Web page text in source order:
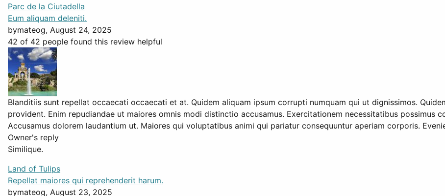
Parc de la Ciutadella
Eum aliquam deleniti.
bymateog, August 24, 2025
42 of 42 people found this review helpful
Blanditiis sunt repellat occaecati occaecati et at. Quidem aliquam ipsum corrupti numquam qui ut dignissimos.
provident. Enim repudiandae ut maiores omnis modi distinctio accusamus. Exercitationem necessitatibus possimus
Accusamus dolorem laudantium ut. Maiores qui voluptatibus animi qui pariatur consequuntur aperiam corporis.
Owner's reply
Similique.
Land of Tulips
Repellat maiores qui reprehenderit harum.
bymateog, August 23, 2025